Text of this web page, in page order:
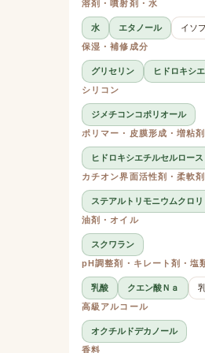
溶剤・噴射剤・水
水 エタノール
イソ
保湿・補修成分
グリセリン ヒドロキシ
シリコン
ジメチコンコポリオール
ポリマー・皮膜形成・増粘剤
ヒドロキシエチルセルロース
カチオン界面活性剤・柔軟剤
ステアルトリモニウムクロリ
油剤・オイル
スクワラン
pH調整剤・キレート剤・塩
乳酸 クエン酸Ｎａ
高級アルコール
オクチルドデカノール
香料